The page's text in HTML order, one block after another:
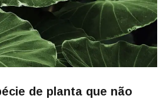
de planta que não